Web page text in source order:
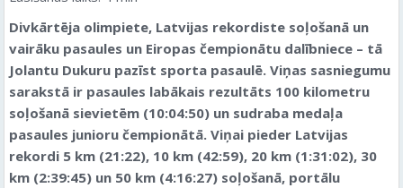
Divkārtēja olimpiete, Latvijas rekordiste soļošanā un
vairāku pasaules un Eiropas čempionātu dalībniece – tā
Jolantu Dukuru pazīst sporta pasaulē. Viņas sasniegumu
sarakstā ir pasaules labākais rezultāts 100 kilometru
soļošanā sievietēm (10:04:50) un sudraba medaļa
pasaules junioru čempionātā. Viņai pieder Latvijas
rekordi 5 km (21:22), 10 km (42:59), 20 km (1:31:02), 30
km (2:39:45) un 50 km (4:16:27) soļošanā, portālu